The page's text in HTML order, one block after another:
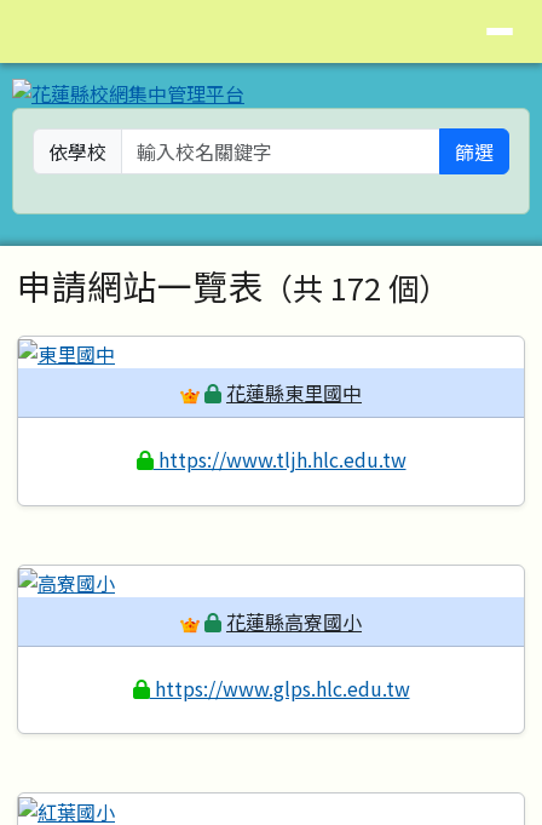
依學校 篩選
主內容區域
申請網站一覽表 （共 172 個）
花蓮縣東里國中
https://www.tljh.hlc.edu.tw
花蓮縣高寮國小
https://www.glps.hlc.edu.tw
頁尾區域